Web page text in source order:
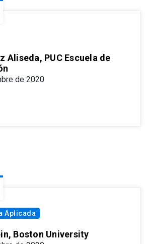
Aliseda, PUC Escuela de
de 2020
Aplicada
Boston University